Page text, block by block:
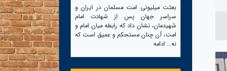
بعثت میلیونی امت مسلمان در ایران و
سراسر جهان پس از شهادت امام
شهیدمان، نشان داد که رابطه میان امام و
امت، آن چنان مستحکم و عمیق است که
نه… ادامه